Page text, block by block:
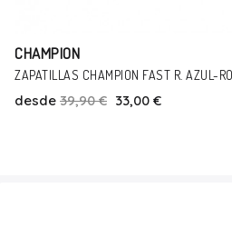
ZAPATILLAS CHAMPION
desde 39,90 €